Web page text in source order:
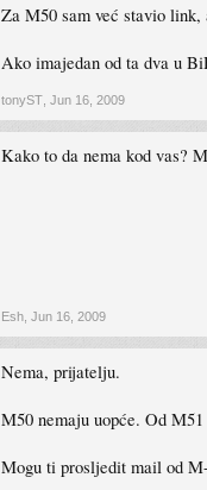
Za M50 sam već stavio
Ako imajedan od ta dva u
tonyST Jun 16, 2009
Kako to da nema kod vas?
Esh Jun 16, 2009
Nema, prijatelju.
M50 nemaju uopće. Od
Mogu ti prosljedit mail od